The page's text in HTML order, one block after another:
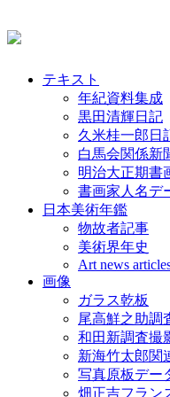
テキスト
年紀資料集成
黒田清輝日記
久米桂一郎日
白馬会関係新
明治大正期書
書画家人名デ
日本美術年鑑
物故者記事
美術界年史
Art news
画像
ガラス乾板
尾高鮮之助調
和田新調査撮
新海竹太郎関
写真原板デー
畑正吉フラン